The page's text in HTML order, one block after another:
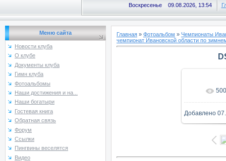
Воскресенье 09.08.2026, 13:54
Меню сайта
Новости клуба
О клубе
Документы клуба
Гимн клуба
Фотоальбомы
Наши достижения и на...
Наши богатыри
Гостевая книга
Обратная связь
Форум
Ссылки
Пингвины веселятся
Видео
Главная » Фотоальбом » Чемпионаты
чемпионат Ивановской области по
В 500
Добавлено